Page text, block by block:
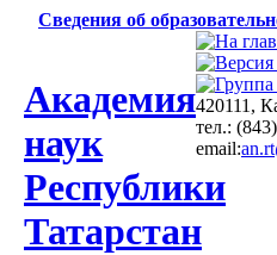
Сведения об
Академия
наук
Республики
Татарстан
420111,
тел.:
email: